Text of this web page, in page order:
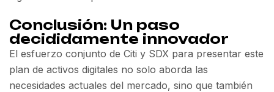
Conclusión: Un paso
decididamente innovador
El esfuerzo conjunto de Citi y SDX para presentar este
plan de activos digitales no solo aborda las
necesidades actuales del mercado, sino que también